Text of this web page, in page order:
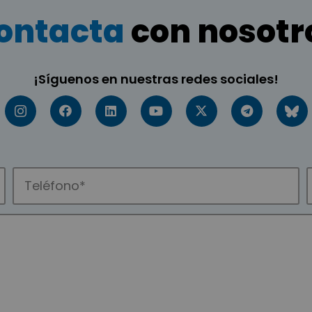
con
¡Síguenos en nuestras redes sociales!